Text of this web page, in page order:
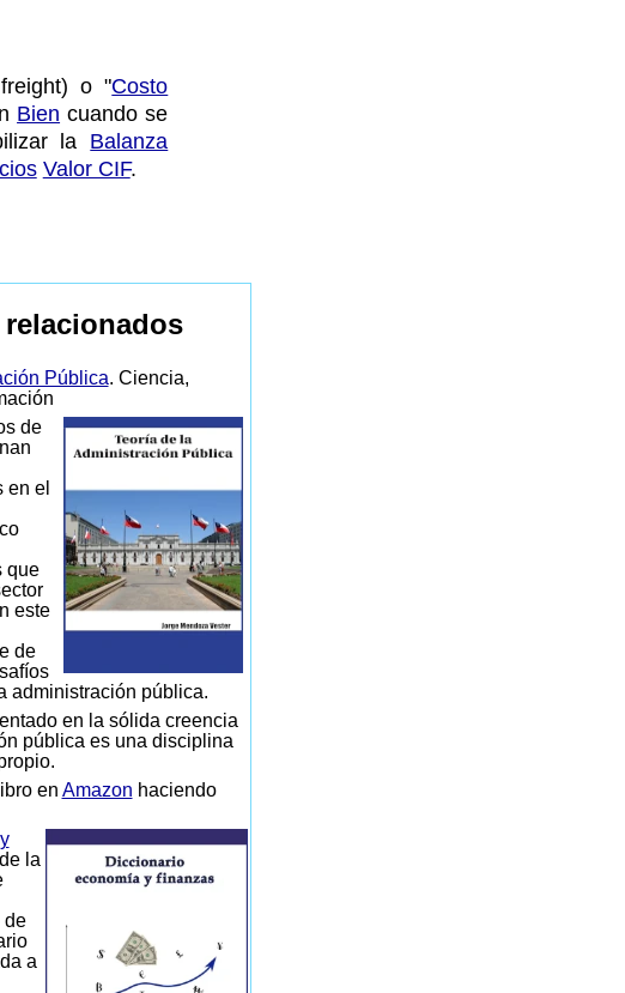
o "Costo
Bien cuando se
la Balanza
Valor CIF.
Pública. Ciencia,
de
en el
que
este
de
administración pública.
en la sólida creencia
pública es una disciplina
en Amazon haciendo
la
de
a